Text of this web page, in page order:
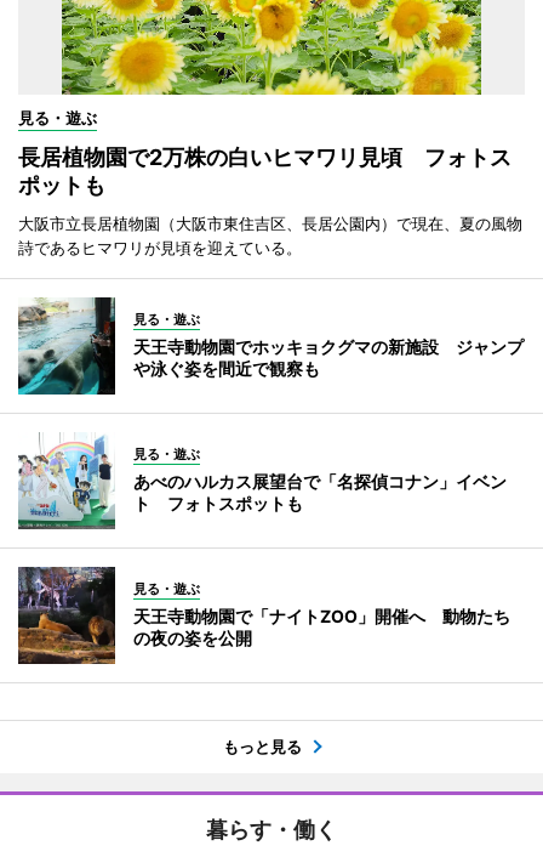
見る・遊ぶ
長居植物園で2万株の白いヒマワリ見頃 フォトス
ポットも
大阪市立長居植物園（大阪市東住吉区、長居公園内）で現在、夏の風物
詩であるヒマワリが見頃を迎えている。
見る・遊ぶ
天王寺動物園でホッキョクグマの新施設 ジャンプ
や泳ぐ姿を間近で観察も
見る・遊ぶ
あべのハルカス展望台で「名探偵コナン」イベン
ト フォトスポットも
見る・遊ぶ
天王寺動物園で「ナイトZOO」開催へ 動物たち
の夜の姿を公開
もっと見る
暮らす・働く